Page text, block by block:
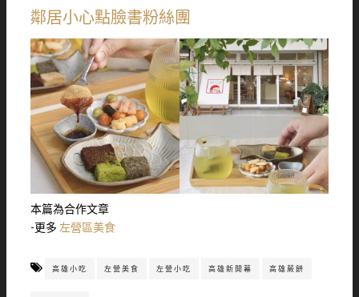
鄰居小心點臉書粉絲團
本篇為合作文章
-更多 左營區美食
高雄小吃 左營美食 左營小吃 高雄新開幕 高雄蕨餅